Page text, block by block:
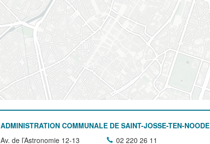
ADMINISTRATION COMMUNALE DE SAINT-JOSSE-TEN-NOODE
Av. de l’Astronomie 12-13
02 220 26 11